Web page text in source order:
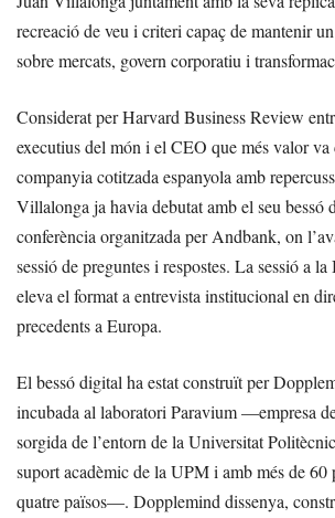
recreació de veu i criteri capaç de mantenir
sobre mercats, govern corporatiu i
Considerat per Harvard Business Review
executius del món i el CEO que més valor va
companyia cotitzada espanyola amb
Villalonga ja havia debutat amb el seu bessó
conferència organitzada per Andbank, on
sessió de preguntes i respostes. La sessió a
eleva el format a entrevista institucional en
precedents a Europa.
El bessó digital ha estat construït per
incubada al laboratori Paravium —empresa
sorgida de l’entorn de la Universitat
suport acadèmic de la UPM i amb més de 60
quatre països—. Dopplemind dissenya,